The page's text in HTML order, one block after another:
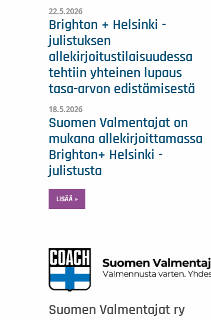
22.5.2026
Brighton + Helsinki -
julistuksen
allekirjoitustilaisuudessa
tehtiin yhteinen lupaus
tasa-arvon edistämisestä
18.5.2026
Suomen Valmentajat on
mukana allekirjoittamassa
Brighton+ Helsinki -
julistusta
LISÄÄ »
Suomen Valmentajat ry